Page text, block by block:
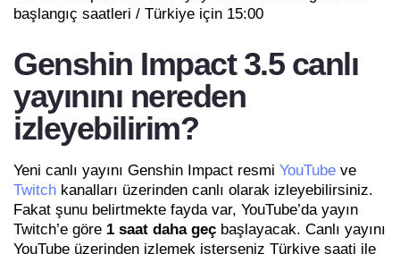
başlangıç saatleri / Türkiye için 15:00
Genshin Impact 3.5 canlı
yayınını nereden
izleyebilirim?
Yeni canlı yayını Genshin Impact resmi YouTube ve
Twitch kanalları üzerinden canlı olarak izleyebilirsiniz.
Fakat şunu belirtmekte fayda var, YouTube’da yayın
Twitch’e göre 1 saat daha geç başlayacak. Canlı yayını
YouTube üzerinden izlemek isterseniz Türkiye saati ile